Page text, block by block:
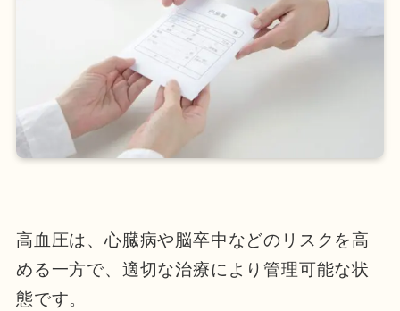
高血圧は、心臓病や脳卒中などのリスクを高
める一方で、適切な治療により管理可能な状
態です。